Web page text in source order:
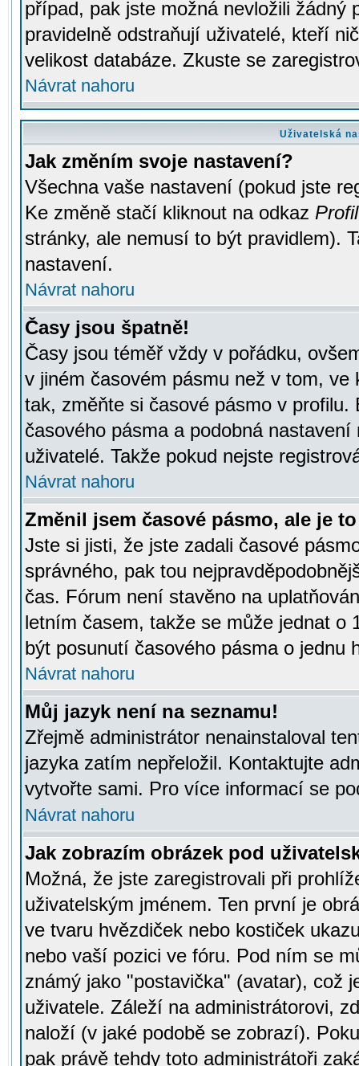
případ, pak jste možná nevložili žádný
pravidelně odstraňují uživatelé, kteří
velikost databáze. Zkuste se
Návrat nahoru
Uživatelská
Jak změním svoje nastavení?
Všechna vaše nastavení (pokud jste
Ke změně stačí kliknout na odkaz Profil
stránky, ale nemusí to být pravidlem).
nastavení.
Návrat nahoru
Časy jsou špatně!
Časy jsou téměř vždy v pořádku,
v jiném časovém pásmu než v tom,
tak, změňte si časové pásmo v
časového pásma a podobná
uživatelé. Takže pokud nejste
Návrat nahoru
Změnil jsem časové pásmo, ale je
Jste si jisti, že jste zadali časové
správného, pak tou
čas. Fórum není stavěno na
letním časem, takže se může jednat o
být posunutí časového pásma o jednu
Návrat nahoru
Můj jazyk není na seznamu!
Zřejmě administrátor nenainstaloval
jazyka zatím nepřeložil. Kontaktujte
vytvořte sami. Pro více informací se
Návrat nahoru
Jak zobrazím obrázek pod
Možná, že jste zaregistrovali při
uživatelským jménem. Ten první je
ve tvaru hvězdiček nebo kostiček
nebo vaší pozici ve fóru. Pod ním se
známý jako "postavička" (avatar), což
uživatele. Záleží na administrátorovi,
naloží (v jaké podobě se zobrazí).
pak právě tehdy toto administrátoři